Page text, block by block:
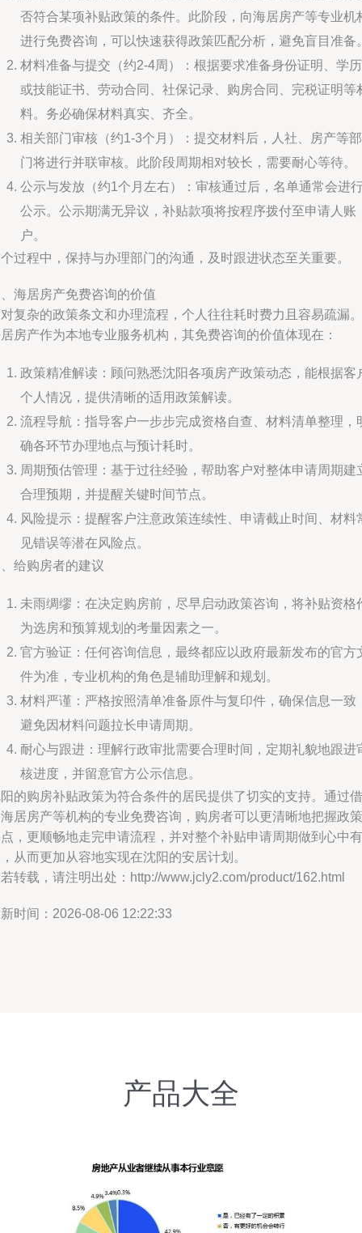
否符合某项补贴政策的条件。此阶段，向海居房产等专业机
进行免费咨询，可以快速获得政策匹配分析，避免盲目准备
材料准备与提交（约2-4周）：根据要求准备身份证明、学历
或技能证书、劳动合同、社保记录、购房合同、完税证明等
料。务必确保材料真实、齐全。
相关部门审核（约1-3个月）：提交材料后，人社、房产等部
门将进行并联审核。此阶段周期相对较长，需要耐心等待。
公示与发放（约1个月左右）：审核通过后，名单通常会进
公示。公示期满无异议，补贴款项将按程序拨付至申请人账
户。
过程中，保持与办理部门的沟通，及时跟进状态至关重要。
海居房产免费咨询的价值
复杂的政策条文和办理流程，个人往往耗时费力且容易疏漏。
房产作为本地专业服务机构，其免费咨询的价值体现在：
政策精准解读：顾问熟悉沈阳各项房产政策动态，能根据客
个人情况，提供清晰的适用政策解读。
流程导航：指导客户一步步完成资格自查、材料清单整理，
确各环节办理地点与预计耗时。
周期预估管理：基于过往经验，帮助客户对整体申请周期建
合理预期，并提醒关键时间节点。
风险提示：提醒客户注意政策连续性、申请截止时间、材料
见错误等潜在风险点。
给购房者的建议
未雨绸缪：在决定购房前，尽早启动政策咨询，将补贴资格
为选房和预算规划的考量因素之一。
官方验证：任何咨询信息，最终都应以政府最新发布的官方
件为准，专业机构的角色是辅助理解和规划。
材料严谨：严格按照清单准备原件与复印件，确保信息一致
避免因材料问题拉长申请周期。
耐心与跟进：理解行政审批需要合理时间，定期礼貌地跟进
核进度，并留意官方公示信息。
的购房补贴政策为符合条件的居民提供了切实的支持。通过借
居房产等机构的专业免费咨询，购房者可以更清晰地把握政策
，更顺畅地走完申请流程，并对整个补贴申请周期做到心中有
从而更加从容地实现在沈阳的安居计划。
转载，请注明出处：http://www.jcly2.com/product/162.html
时间：2026-08-06 12:22:33
产品大全